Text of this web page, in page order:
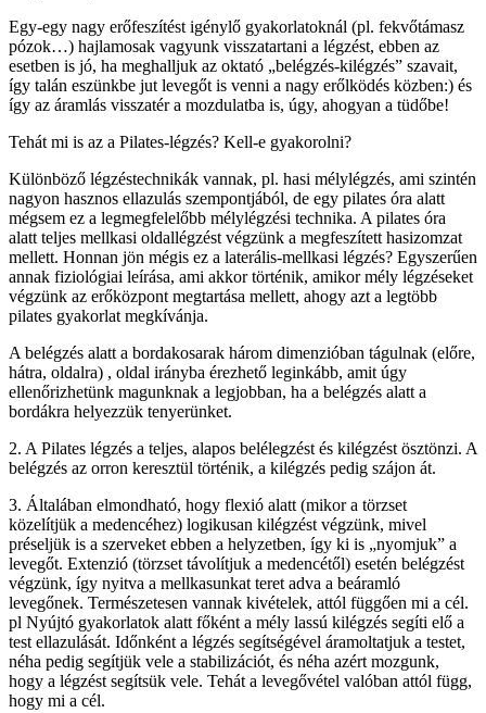
Egy-egy nagy erőfeszítést igénylő gyakorlatoknál (pl. fekvőtámasz
pózok…) hajlamosak vagyunk visszatartani a légzést, ebben az
esetben is jó, ha meghalljuk az oktató „belégzés-kilégzés” szavait,
így talán eszünkbe jut levegőt is venni a nagy erőlködés közben:) és
így az áramlás visszatér a mozdulatba is, úgy, ahogyan a tüdőbe!
Tehát mi is az a Pilates-légzés? Kell-e gyakorolni?
Különböző légzéstechnikák vannak, pl. hasi mélylégzés, ami szintén
nagyon hasznos ellazulás szempontjából, de egy pilates óra alatt
mégsem ez a legmegfelelőbb mélylégzési technika. A pilates óra
alatt teljes mellkasi oldallégzést végzünk a megfeszített hasizomzat
mellett. Honnan jön mégis ez a laterális-mellkasi légzés? Egyszerűen
annak fiziológiai leírása, ami akkor történik, amikor mély légzéseket
végzünk az erőközpont megtartása mellett, ahogy azt a legtöbb
pilates gyakorlat megkívánja.
A belégzés alatt a bordakosarak három dimenzióban tágulnak (előre,
hátra, oldalra) , oldal irányba érezhető leginkább, amit úgy
ellenőrizhetünk magunknak a legjobban, ha a belégzés alatt a
bordákra helyezzük tenyerünket.
2. A Pilates légzés a teljes, alapos belélegzést és kilégzést ösztönzi. A
belégzés az orron keresztül történik, a kilégzés pedig szájon át.
3. Általában elmondható, hogy flexió alatt (mikor a törzset
közelítjük a medencéhez) logikusan kilégzést végzünk, mivel
préseljük is a szerveket ebben a helyzetben, így ki is „nyomjuk” a
levegőt. Extenzió (törzset távolítjuk a medencétől) esetén belégzést
végzünk, így nyitva a mellkasunkat teret adva a beáramló
levegőnek. Természetesen vannak kivételek, attól függően mi a cél.
pl Nyújtó gyakorlatok alatt főként a mély lassú kilégzés segíti elő a
test ellazulását. Időnként a légzés segítségével áramoltatjuk a testet,
néha pedig segítjük vele a stabilizációt, és néha azért mozgunk,
hogy a légzést segítsük vele. Tehát a levegővétel valóban attól függ,
hogy mi a cél.